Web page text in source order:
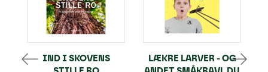
IND I SKOVENS
LÆKRE LARVER - OG